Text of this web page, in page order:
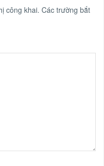
công khai. Các trường bắt